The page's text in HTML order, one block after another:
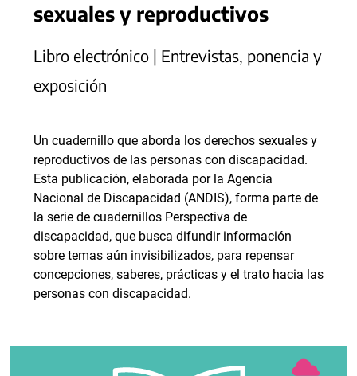
sexuales y reproductivos
Libro electrónico | Entrevistas, ponencia y
exposición
Un cuadernillo que aborda los derechos sexuales y
reproductivos de las personas con discapacidad.
Esta publicación, elaborada por la Agencia
Nacional de Discapacidad (ANDIS), forma parte de
la serie de cuadernillos Perspectiva de
discapacidad, que busca difundir información
sobre temas aún invisibilizados, para repensar
concepciones, saberes, prácticas y el trato hacia las
personas con discapacidad.